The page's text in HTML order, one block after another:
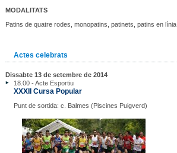
MODALITATS
Patins de quatre rodes, monopatins, patinets, patins en línia.
Actes celebrats
Dissabte 13 de setembre de 2014
18.00 - Acte Esportiu
XXXII Cursa Popular
Punt de sortida: c. Balmes (Piscines Puigverd)